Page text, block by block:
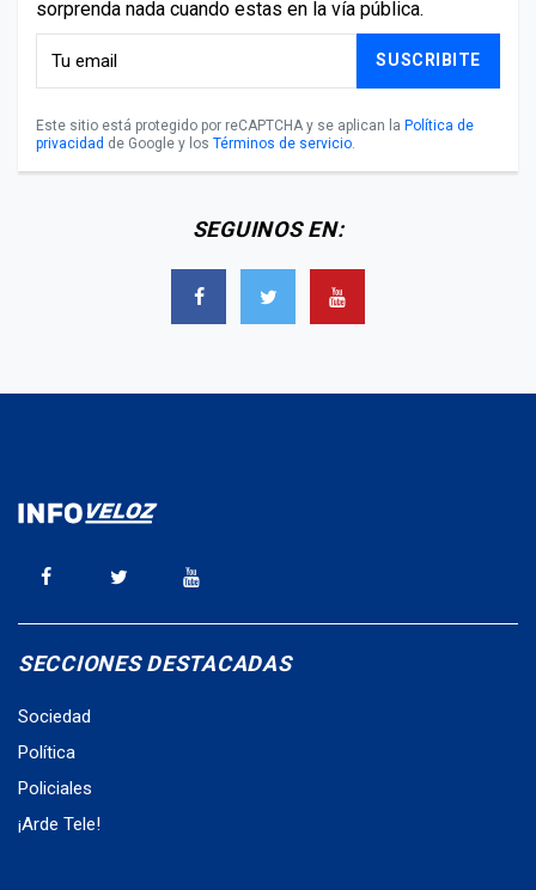
sorprenda nada cuando estas en la vía pública.
SUSCRIBITE
Este sitio está protegido por reCAPTCHA y se aplican la Política de
privacidad de Google y los Términos de servicio.
SEGUINOS EN:
SECCIONES DESTACADAS
Sociedad
Política
Policiales
¡Arde Tele!